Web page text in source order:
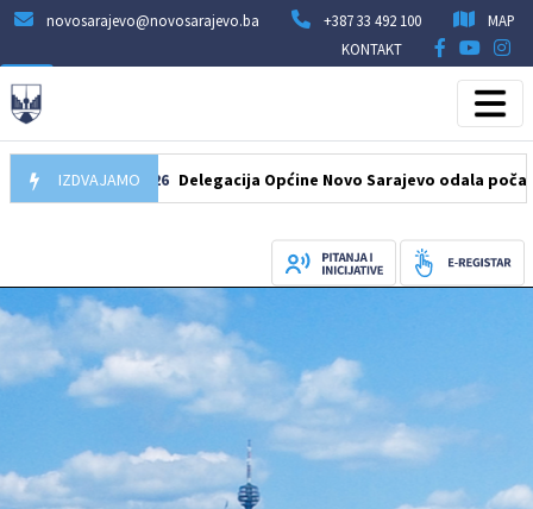
novosarajevo@novosarajevo.ba +387 33 492 100
MAP
KONTAKT
IZDVAJAMO
07.08.2026 Delegacija Općine Novo Sarajevo odala počast